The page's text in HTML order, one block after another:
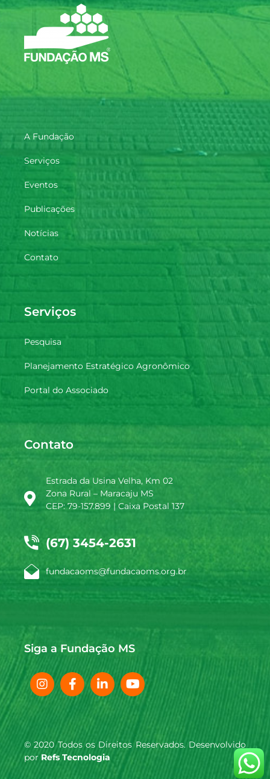
A Fundação
Serviços
Eventos
Publicações
Notícias
Contato
Serviços
Pesquisa
Planejamento Estratégico Agronômico
Portal do Associado
Contato
Estrada da Usina Velha, Km 02
Zona Rural – Maracaju MS
CEP: 79-157.899 | Caixa Postal 137
(67) 3454-2631
fundacaoms@fundacaoms.org.br
Siga a Fundação MS
© 2020 Todos os Direitos Reservados. Desenvolvido
porRefs Tecnologia